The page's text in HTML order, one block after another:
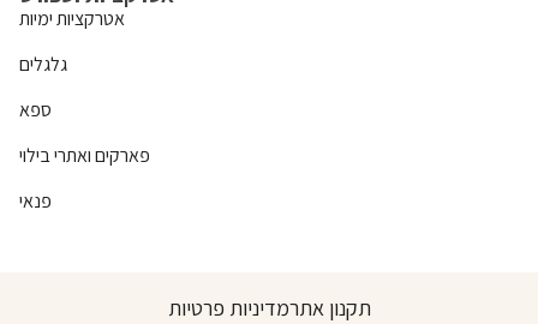
אטרקציות ימיות
גלגלים
ספא
פארקים ואתרי בילוי
פנאי
מדיניות פרטיותתקנון אתר